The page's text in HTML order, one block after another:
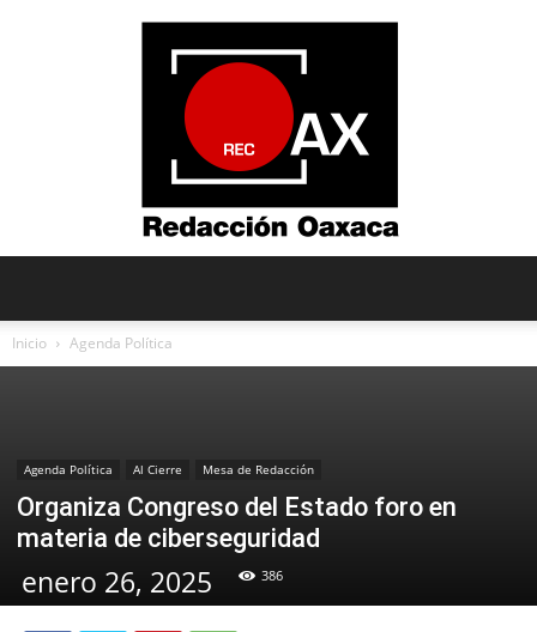
Inicio Agenda Política
Agenda Política Al Cierre Mesa de Redacción
Organiza Congreso del Estado foro en
materia de ciberseguridad
enero 26, 2025 386